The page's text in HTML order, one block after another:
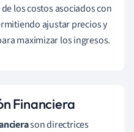
los costos asociados con
ajustar precios y
maximizar los ingresos.
Financiera
son directrices